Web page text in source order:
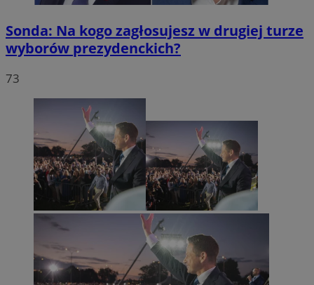
Sonda: Na kogo zagłosujesz w drugiej turze
wyborów prezydenckich?
73